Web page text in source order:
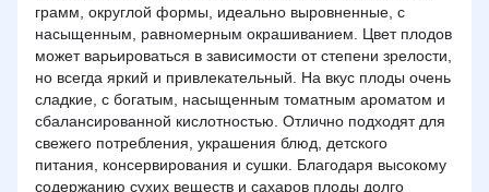
грамм, округлой формы, идеально выровненные, с
насыщенным, равномерным окрашиванием. Цвет плодов
может варьироваться в зависимости от степени зрелости,
но всегда яркий и привлекательный. На вкус плоды очень
сладкие, с богатым, насыщенным томатным ароматом и
сбалансированной кислотностью. Отлично подходят для
свежего потребления, украшения блюд, детского
питания, консервирования и сушки. Благодаря высокому
содержанию сухих веществ и сахаров плоды долго